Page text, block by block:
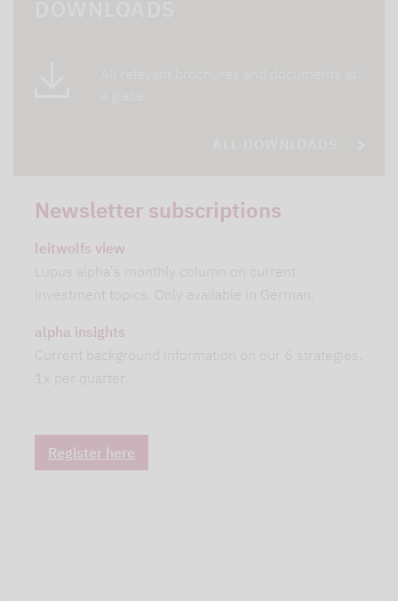
Newsletter subscriptions
leitwolfs view
Lupus alpha's monthly column on current
investment topics. Only available in German.
alpha insights
Current background information on our 6 strategies.
1x per quarter.
Register here